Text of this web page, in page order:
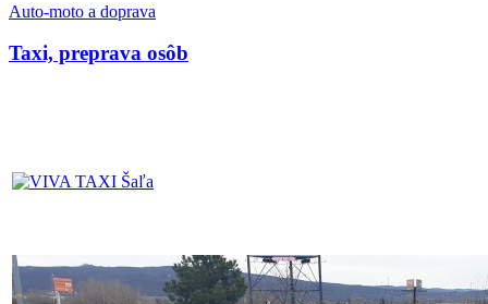
Auto-moto a doprava
Taxi, preprava osôb